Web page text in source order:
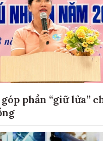
phần “giữ lửa”